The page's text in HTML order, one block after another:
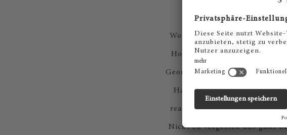
UND
Wo andere Klaviermarken
Holz finden — wie bei einem
Geometrie der Steinway
Hammer in Bewegung zu
reaktionsfreudige Mechanik
Nicht zu vergessen das ganz